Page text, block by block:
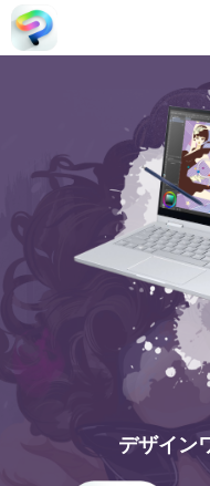
デザイン